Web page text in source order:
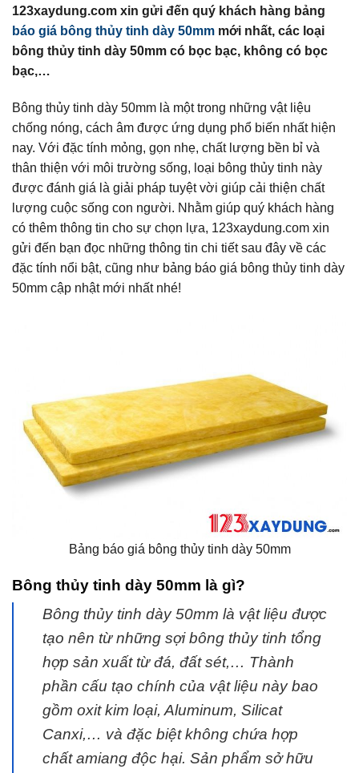
123xaydung.com xin gửi đến quý khách hàng bảng
báo giá bông thủy tinh dày 50mm mới nhất, các loại
bông thủy tinh dày 50mm có bọc bạc, không có bọc
bạc,…
Bông thủy tinh dày 50mm là một trong những vật liệu
chống nóng, cách âm được ứng dụng phổ biến nhất hiện
nay. Với đặc tính mỏng, gọn nhẹ, chất lượng bền bỉ và
thân thiện với môi trường sống, loại bông thủy tinh này
được đánh giá là giải pháp tuyệt vời giúp cải thiện chất
lượng cuộc sống con người. Nhằm giúp quý khách hàng
có thêm thông tin cho sự chọn lựa, 123xaydung.com xin
gửi đến bạn đọc những thông tin chi tiết sau đây về các
đặc tính nổi bật, cũng như bảng báo giá bông thủy tinh dày
50mm cập nhật mới nhất nhé!
Bảng báo giá bông thủy tinh dày 50mm
Bông thủy tinh dày 50mm là gì?
Bông thủy tinh dày 50mm là vật liệu được
tạo nên từ những sợi bông thủy tinh tổng
hợp sản xuất từ đá, đất sét,… Thành
phần cấu tạo chính của vật liệu này bao
gồm oxit kim loại, Aluminum, Silicat
Canxi,… và đặc biệt không chứa hợp
chất amiang độc hại. Sản phẩm sở hữu